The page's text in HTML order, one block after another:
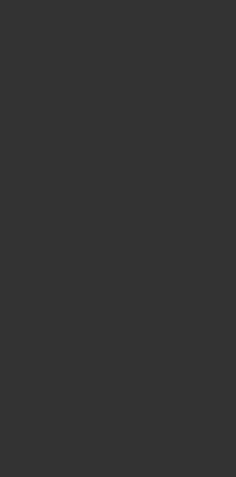
LÁBIOS LIP LINER STAY-N & LIP